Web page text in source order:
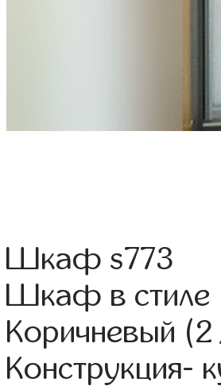
Шкаф s773
Шкаф в стиле
Коричневый (2
Конструкция-